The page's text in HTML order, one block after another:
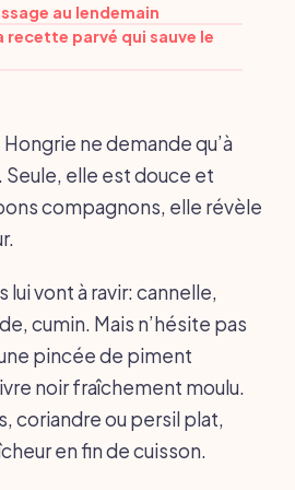
au lendemain
recette parvé qui sauve le
ne demande qu’à
Seule, elle est douce et
compagnons, elle révèle
vont à ravir: cannelle,
cumin. Mais n’hésite pas
pincée de piment
noir fraîchement moulu.
coriandre ou persil plat,
en fin de cuisson.